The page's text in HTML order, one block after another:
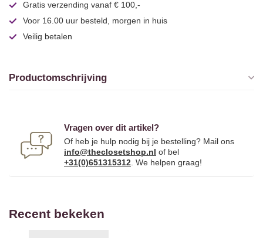
Gratis verzending vanaf € 100,-
Voor 16.00 uur besteld, morgen in huis
Veilig betalen
Productomschrijving
Vragen over dit artikel?
Of heb je hulp nodig bij je bestelling? Mail ons
info@theclosetshop.nl of bel
+31(0)651315312 . We helpen graag!
Recent bekeken